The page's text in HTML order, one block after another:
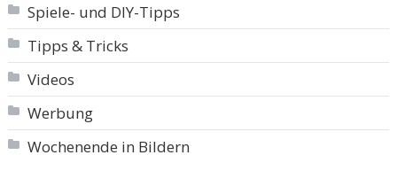
Spiele- und DIY-Tipps
Tipps & Tricks
Videos
Werbung
Wochenende in Bildern